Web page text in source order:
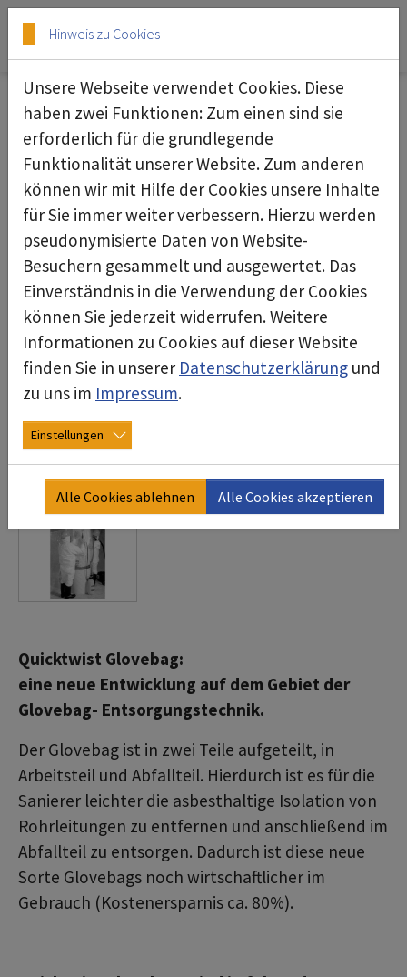
Skip to main content
Skip to page footer
Glovebag
Quicktwist Glovebag:
eine neue Entwicklung auf dem Gebiet der
Glovebag- Entsorgungstechnik.
Der Glovebag ist in zwei Teile aufgeteilt, in
Arbeitsteil und Abfallteil. Hierdurch ist es für die
Sanierer leichter die asbesthaltige Isolation von
Rohrleitungen zu entfernen und anschließend im
Abfallteil zu entsorgen. Dadurch ist diese neue
Sorte Glovebags noch wirtschaftlicher im
Gebrauch (Kostenersparnis ca. 80%).
Hinweis zu Cookies
Unsere Webseite verwendet Cookies. Diese
haben zwei Funktionen: Zum einen sind sie
erforderlich für die grundlegende
Funktionalität unserer Website. Zum anderen
können wir mit Hilfe der Cookies unsere Inhalte
für Sie immer weiter verbessern. Hierzu werden
pseudonymisierte Daten von Website-
Besuchern gesammelt und ausgewertet. Das
Einverständnis in die Verwendung der Cookies
können Sie jederzeit widerrufen. Weitere
Informationen zu Cookies auf dieser Website
finden Sie in unserer Datenschutzerklärung und
zu uns im Impressum.
Einstellungen
Alle Cookies ablehnen Alle Cookies akzeptieren